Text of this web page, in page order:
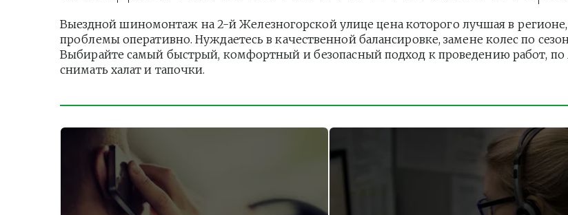
Выездной шиномонтаж на 2-й Железногорской улице цена которого лучшая в
проблемы оперативно. Нуждаетесь в качественной балансировке, замене колес по
Выбирайте самый быстрый, комфортный и безопасный подход к проведению работ,
снимать халат и тапочки.